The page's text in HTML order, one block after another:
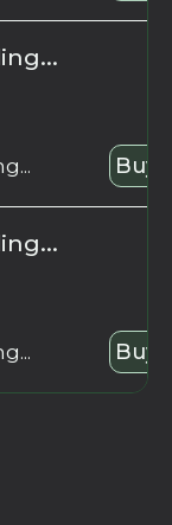
Buy
Buy